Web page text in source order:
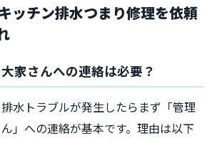
ッチン排水つまり修理を依頼
家さんへの連絡は必要？
水トラブルが発生したらまず「管理
」への連絡が基本です。理由は以下